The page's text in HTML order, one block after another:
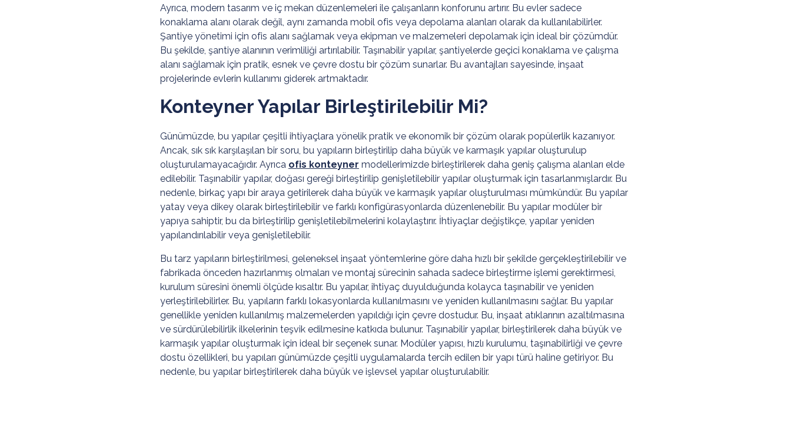
Ayrıca, modern tasarım ve iç mekan düzenlemeleri ile çalışanların konforunu artırır. Bu evler sadece
konaklama alanı olarak değil, aynı zamanda mobil ofis veya depolama alanları olarak da kullanılabilirler.
Şantiye yönetimi için ofis alanı sağlamak veya ekipman ve malzemeleri depolamak için ideal bir çözümdür.
Bu şekilde, şantiye alanının verimliliği artırılabilir. Taşınabilir yapılar, şantiyelerde geçici konaklama ve çalışma
alanı sağlamak için pratik, esnek ve çevre dostu bir çözüm sunarlar. Bu avantajları sayesinde, inşaat
projelerinde evlerin kullanımı giderek artmaktadır.
Konteyner Yapılar Birleştirilebilir Mi?
Günümüzde, bu yapılar çeşitli ihtiyaçlara yönelik pratik ve ekonomik bir çözüm olarak popülerlik kazanıyor.
Ancak, sık sık karşılaşılan bir soru, bu yapıların birleştirilip daha büyük ve karmaşık yapılar oluşturulup
oluşturulamayacağıdır. Ayrıca ofis konteyner modellerimizde birleştirilerek daha geniş çalışma alanları elde
edilebilir. Taşınabilir yapılar, doğası gereği birleştirilip genişletilebilir yapılar oluşturmak için tasarlanmışlardır. Bu
nedenle, birkaç yapı bir araya getirilerek daha büyük ve karmaşık yapılar oluşturulması mümkündür. Bu yapılar
yatay veya dikey olarak birleştirilebilir ve farklı konfigürasyonlarda düzenlenebilir. Bu yapılar modüler bir
yapıya sahiptir, bu da birleştirilip genişletilebilmelerini kolaylaştırır. İhtiyaçlar değiştikçe, yapılar yeniden
yapılandırılabilir veya genişletilebilir.
Bu tarz yapıların birleştirilmesi, geleneksel inşaat yöntemlerine göre daha hızlı bir şekilde gerçekleştirilebilir ve
fabrikada önceden hazırlanmış olmaları ve montaj sürecinin sahada sadece birleştirme işlemi gerektirmesi,
kurulum süresini önemli ölçüde kısaltır. Bu yapılar, ihtiyaç duyulduğunda kolayca taşınabilir ve yeniden
yerleştirilebilirler. Bu, yapıların farklı lokasyonlarda kullanılmasını ve yeniden kullanılmasını sağlar. Bu yapılar
genellikle yeniden kullanılmış malzemelerden yapıldığı için çevre dostudur. Bu, inşaat atıklarının azaltılmasına
ve sürdürülebilirlik ilkelerinin teşvik edilmesine katkıda bulunur. Taşınabilir yapılar, birleştirilerek daha büyük ve
karmaşık yapılar oluşturmak için ideal bir seçenek sunar. Modüler yapısı, hızlı kurulumu, taşınabilirliği ve çevre
dostu özellikleri, bu yapıları günümüzde çeşitli uygulamalarda tercih edilen bir yapı türü haline getiriyor. Bu
nedenle, bu yapılar birleştirilerek daha büyük ve işlevsel yapılar oluşturulabilir.